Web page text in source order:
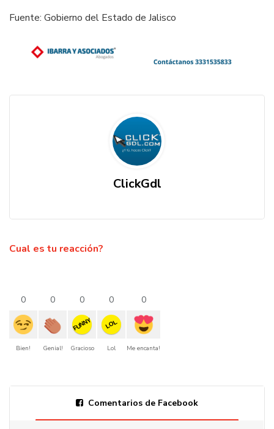
Fuente: Gobierno del Estado de Jalisco
ClickGdl
Cual es tu reacción?
0
Bien!
0
Genial!
0
FUNNY
Gracioso
0
LOL
Lol
0
Me encanta!
Comentarios de Facebook